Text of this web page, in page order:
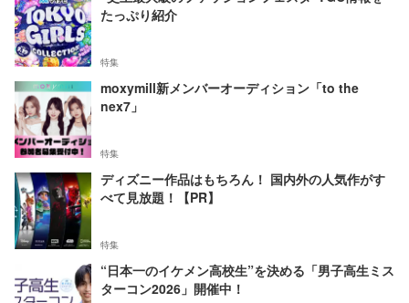
たっぷり紹介
特集
moxymill新メンバーオーディション「to the
nex7」
特集
ディズニー作品はもちろん！ 国内外の人気作がす
べて見放題！【PR】
特集
“日本一のイケメン高校生”を決める「男子高生ミス
ターコン2026」開催中！